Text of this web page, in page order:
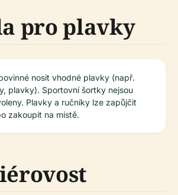
pro plavky
nosit vhodné plavky (např.
plavky). Sportovní šortky nejsou
Plavky a ručníky lze zapůjčit
zakoupit na místě.